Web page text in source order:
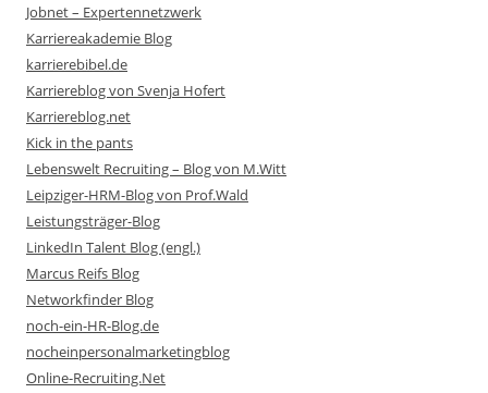
Jobnet – Expertennetzwerk
Karriereakademie Blog
karrierebibel.de
Karriereblog von Svenja Hofert
Karriereblog.net
Kick in the pants
Lebenswelt Recruiting – Blog von M.Witt
Leipziger-HRM-Blog von Prof.Wald
Leistungsträger-Blog
LinkedIn Talent Blog (engl.)
Marcus Reifs Blog
Networkfinder Blog
noch-ein-HR-Blog.de
nocheinpersonalmarketingblog
Online-Recruiting.Net